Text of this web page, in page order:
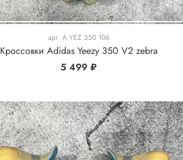
арт. A YEZ 350 106
Кроссовки Adidas Yeezy 350 V2 zebra
5 499 ₽